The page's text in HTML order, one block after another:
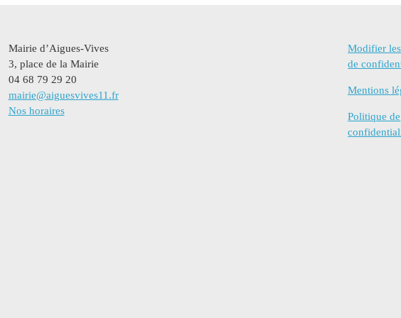
Mairie d’Aigues-Vives
3, place de la Mairie
04 68 79 29 20
mairie@aiguesvives11.fr
Nos horaires
Modifier
de
Mentions
Politique de